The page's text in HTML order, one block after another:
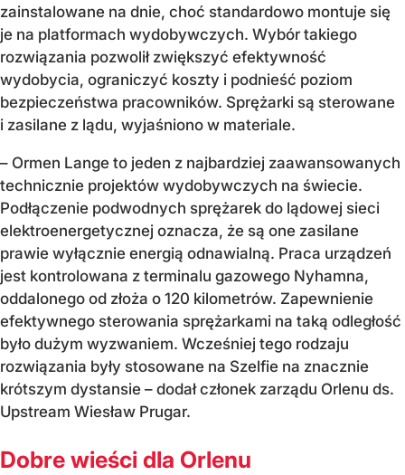
zainstalowane na dnie, choć standardowo montuje się
je na platformach wydobywczych. Wybór takiego
rozwiązania pozwolił zwiększyć efektywność
wydobycia, ograniczyć koszty i podnieść poziom
bezpieczeństwa pracowników. Sprężarki są sterowane
i zasilane z lądu, wyjaśniono w materiale.
– Ormen Lange to jeden z najbardziej zaawansowanych
technicznie projektów wydobywczych na świecie.
Podłączenie podwodnych sprężarek do lądowej sieci
elektroenergetycznej oznacza, że są one zasilane
prawie wyłącznie energią odnawialną. Praca urządzeń
jest kontrolowana z terminalu gazowego Nyhamna,
oddalonego od złoża o 120 kilometrów. Zapewnienie
efektywnego sterowania sprężarkami na taką odległość
było dużym wyzwaniem. Wcześniej tego rodzaju
rozwiązania były stosowane na Szelfie na znacznie
krótszym dystansie – dodał członek zarządu Orlenu ds.
Upstream Wiesław Prugar.
Dobre wieści dla Orlenu